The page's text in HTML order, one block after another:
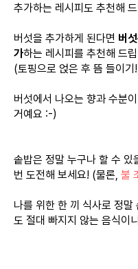
추가하는 레시피도 추천해
버섯을 추가하게 된다면 버
가하는 레시피를 추천해 드
(토핑으로 얹은 후 뜸 들이기
버섯에서 나오는 향과 수분
거예요 :-)
솥밥은 정말 누구나 할 수
번 도전해 보세요! (물론, 불
나를 위한 한 끼 식사로 정말
도 절대 빠지지 않는 음식이